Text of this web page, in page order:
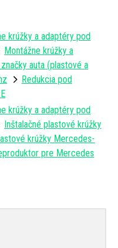
krúžky a adaptéry pod
Montážne krúžky a
auta (plastové a
Redukcia pod
krúžky a adaptéry pod
Inštalačné plastové krúžky
krúžky Mercedes-
pre Mercedes